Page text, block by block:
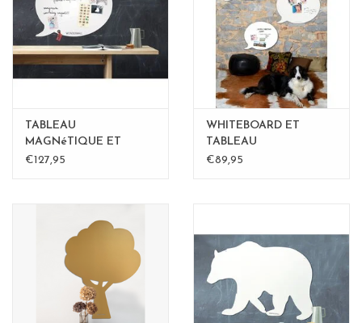
TABLEAU
MAGNéTIQUE ET
WHITEBOARD BULLE
€127,95
WHITEBOARD ET
TABLEAU
MAGNETIQUE BULLE
€89,95